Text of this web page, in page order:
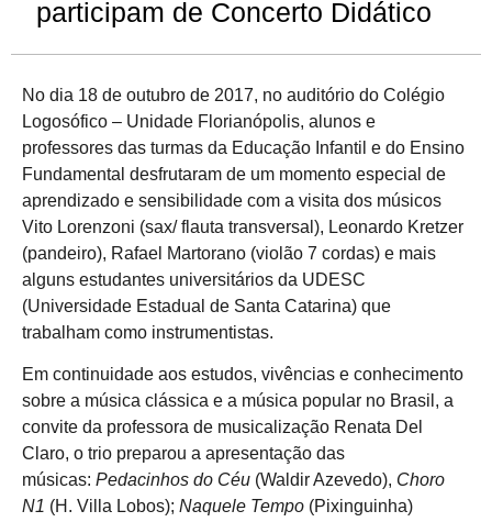
participam de Concerto Didático
No dia 18 de outubro de 2017, no auditório do Colégio
Logosófico – Unidade Florianópolis, alunos e
professores das turmas da Educação Infantil e do Ensino
Fundamental desfrutaram de um momento especial de
aprendizado e sensibilidade com a visita dos músicos
Vito Lorenzoni (sax/ flauta transversal), Leonardo Kretzer
(pandeiro), Rafael Martorano (violão 7 cordas) e mais
alguns estudantes universitários da UDESC
(Universidade Estadual de Santa Catarina) que
trabalham como instrumentistas.
Em continuidade aos estudos, vivências e conhecimento
sobre a música clássica e a música popular no Brasil, a
convite da professora de musicalização Renata Del
Claro, o trio preparou a apresentação das
músicas: Pedacinhos do Céu (Waldir Azevedo), Choro
N1 (H. Villa Lobos); Naquele Tempo (Pixinguinha)